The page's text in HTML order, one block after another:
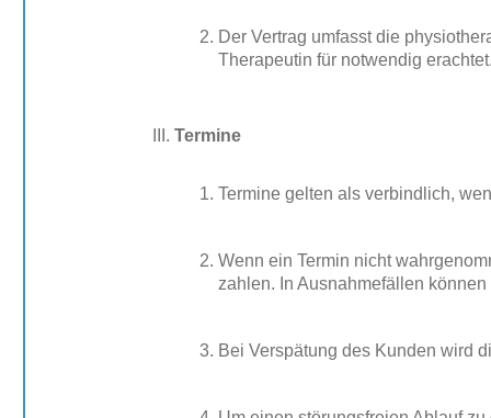
Der Vertrag umfasst die
Therapeutin für notwendig
Termine
Termine gelten als verbindlich,
Wenn ein Termin nicht
zahlen. In Ausnahmefällen
Bei Verspätung des Kunden wird